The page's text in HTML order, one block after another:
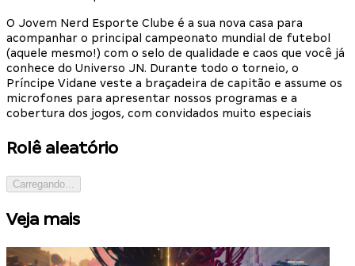
O Jovem Nerd Esporte Clube é a sua nova casa para
acompanhar o principal campeonato mundial de futebol
(aquele mesmo!) com o selo de qualidade e caos que você já
conhece do Universo JN. Durante todo o torneio, o
Príncipe Vidane veste a braçadeira de capitão e assume os
microfones para apresentar nossos programas e a
cobertura dos jogos, com convidados muito especiais
Rolê aleatório
Carregando...
Veja mais